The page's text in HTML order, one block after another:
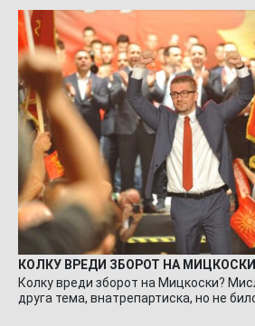
КОЛКУ ВРЕДИ ЗБОРОТ НА
Колку вреди зборот на Мицкоски?
друга тема, внатрепартиска, но не